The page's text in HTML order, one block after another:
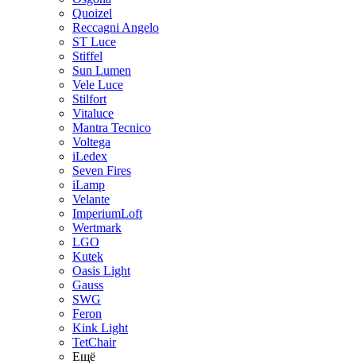
Quoizel
Reccagni Angelo
ST Luce
Stiffel
Sun Lumen
Vele Luce
Stilfort
Vitaluce
Mantra Tecnico
Voltega
iLedex
Seven Fires
iLamp
Velante
ImperiumLoft
Wertmark
LGO
Kutek
Oasis Light
Gauss
SWG
Feron
Kink Light
TetСhair
Ещё